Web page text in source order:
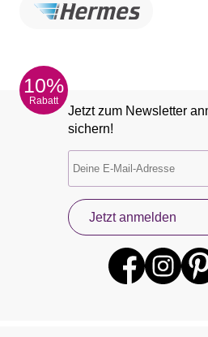
10%
Rabatt
Jetzt zum Newsletter
sichern!
Jetzt anmelden